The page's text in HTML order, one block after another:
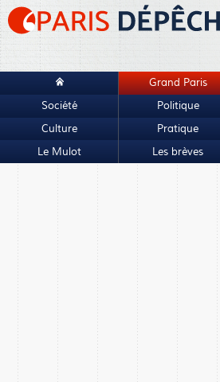
Grand Paris
Société
Politique
Culture
Pratique
Le Mulot
Les brèves